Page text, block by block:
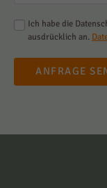
Ich habe die
ausdrücklich an.
ANFRAGE